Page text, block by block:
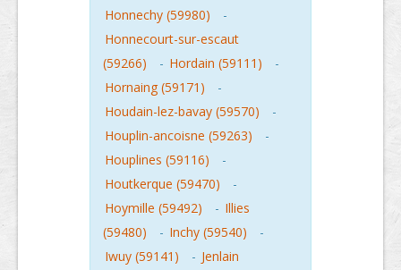
Honnechy (59980)
-
Honnecourt-sur-escaut
(59266)
- Hordain (59111)
-
Hornaing (59171)
-
Houdain-lez-bavay (59570)
-
Houplin-ancoisne (59263)
-
Houplines (59116)
-
Houtkerque (59470)
-
Hoymille (59492)
- Illies
(59480)
- Inchy (59540)
-
Iwuy (59141)
- Jenlain